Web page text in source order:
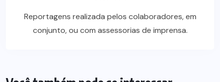
Reportagens realizada pelos colaboradores, em
conjunto, ou com assessorias de imprensa.